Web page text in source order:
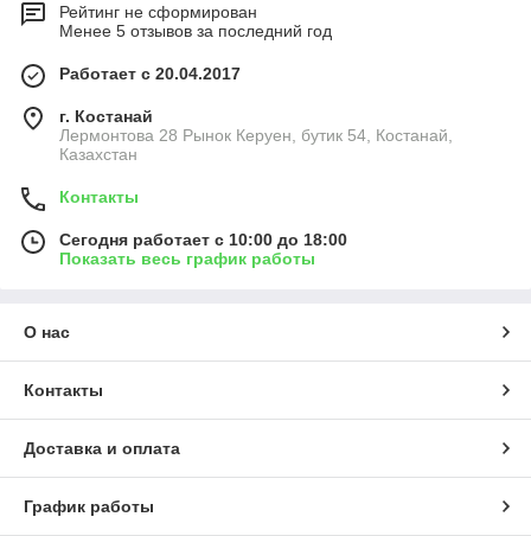
Рейтинг не сформирован
Менее 5 отзывов за последний год
Работает с 20.04.2017
г. Костанай
Лермонтова 28 Рынок Керуен, бутик 54, Костанай,
Казахстан
Контакты
Сегодня работает с 10:00 до 18:00
Показать весь график работы
О нас
Контакты
Доставка и оплата
График работы